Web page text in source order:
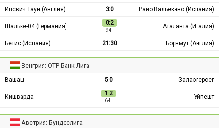
Ипсвич Таун (Англия)
3:0 Райо Вальекано (Испания)
Шальке-04 (Германия) 0:2
94 ′
Аталанта (Италия)
Бетис (Испания) 21:30 Борнмут (Англия)
Венгрия: ОТР Банк Лига
Вашаш 5:0 Залаэгерсег
Кишварда 1:2
64 ′
Уйпешт
Австрия: Бундеслига